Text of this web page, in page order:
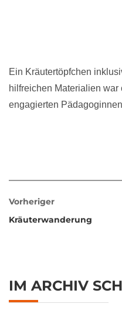
Ein Kräutertöpfchen
hilfreichen Materialien
engagierten
Vorheriger
Kräuterwanderung
IM ARCHIV